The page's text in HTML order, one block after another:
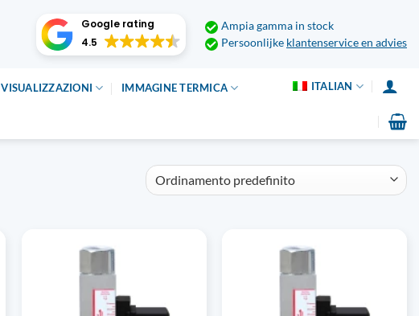
Google rating
4.5
Ampia gamma in stock
Persoonlijke klantenservice en advies
VISUALIZZAZIONI IMMAGINE TERMICA ITALIAN